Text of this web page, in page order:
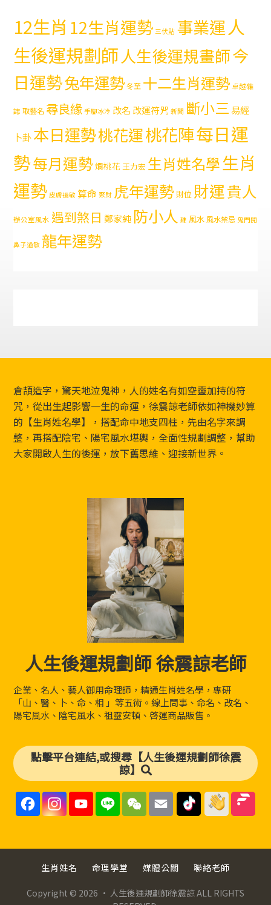
12生肖 12生肖運勢 三伏貼 事業運人
生後運規劃師人生後運規畫師今
日運勢兔年運勢冬至 十二生肖運勢 卓越雜
誌 取藝名 尋良緣 手腳冰冷 改名 改運符咒 新聞 斷小三易經
卜卦本日運勢桃花運桃花陣每日運
勢每月運勢 爛桃花 王力宏 生肖姓名學生肖
運勢 皮膚過敏 算命 聚財 虎年運勢 財位 財運貴人
辦公室風水 遇到煞日 鄭家純 防小人 雞 風水風水禁忌 鬼門開
鼻子過敏 龍年運勢
Footer
倉頡造字，驚天地泣鬼神，人的姓名有如空靈加持的符
咒，從出生起影響一生的命運，徐震諒老師依如神機妙算
的【生肖姓名學】，搭配命中地支四柱，先由名字來調
整，再搭配陰宅、陽宅風水堪輿，全面性規劃調整，幫助
大家開啟人生的後運，放下舊思維、迎接新世界。
人生後運規劃師 徐震諒老師
企業、名人、藝人御用命理師，精通生肖姓名學，專研
「山、醫、卜、命、相 」等五術。線上問事、命名、改名、
陽宅風水、陰宅風水、祖靈安頓、啓運商品販售。
點擊平台連結,或搜尋【人生後運規劃師徐震
諒】
F
a
c
k
I
s
a
m
Y
u
C
h
n
L
n
W
C
E
a
生肖姓名 命理學堂 媒體公關 聯絡老師
Copyright © 2026 · 人生後運規劃師徐震諒 ALL RIGHTS